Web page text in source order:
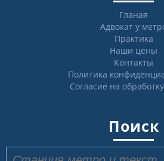
Гланая
Адвокат у
Практика
Наши цены
Контакты
Политика
Согласие на
Поиск